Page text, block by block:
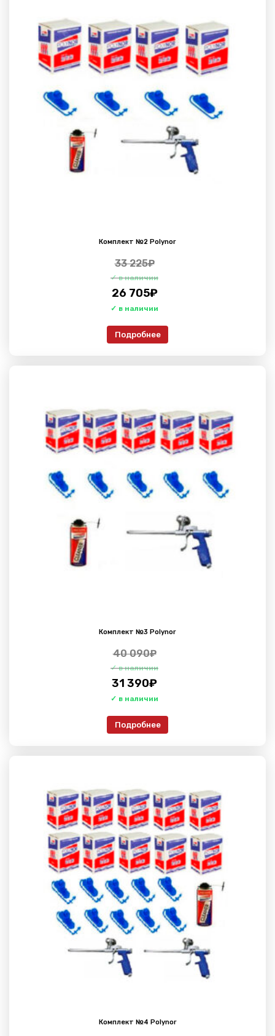
Комплект №2 Polynor
33 225₽
26 705₽
Подробнее
Комплект №3 Polynor
40 090₽
31 390₽
Подробнее
Комплект №4 Polynor